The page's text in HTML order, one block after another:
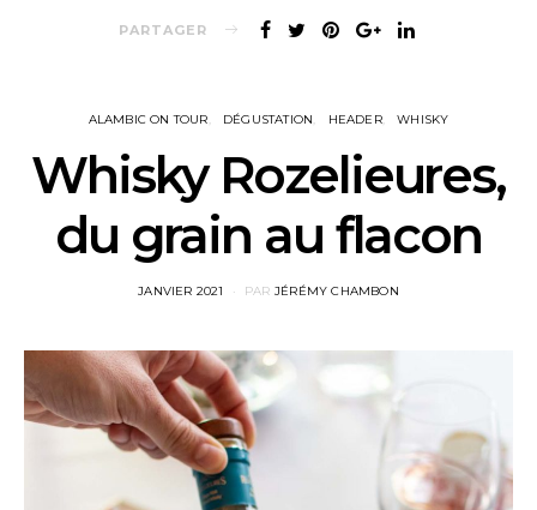
PARTAGER
ALAMBIC ON TOUR DÉGUSTATION HEADER WHISKY
Whisky Rozelieures,
du grain au flacon
POSTED
JANVIER 2021 PAR JÉRÉMY CHAMBON